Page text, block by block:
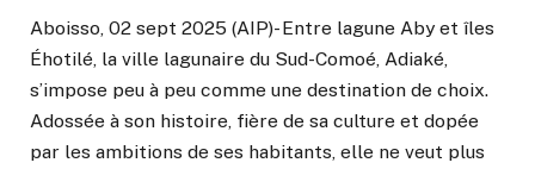
Aboisso, 02 sept 2025 (AIP)- Entre lagune Aby et îles
Éhotilé, la ville lagunaire du Sud-Comoé, Adiaké,
s’impose peu à peu comme une destination de choix.
Adossée à son histoire, fière de sa culture et dopée
par les ambitions de ses habitants, elle ne veut plus